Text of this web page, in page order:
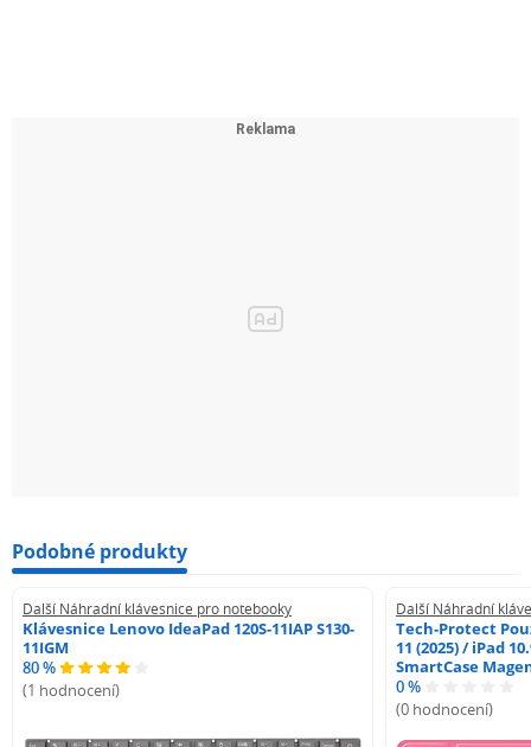
Podobné produkty
Další Náhradní klávesnice pro notebooky
Klávesnice Lenovo IdeaPad 120S-11IAP S130-
11IGM
80 %
(1 hodnocení)
Další Náhradní
Tech-Protect
11 (2025) / iPad
SmartCase
0 %
(0 hodnocení)